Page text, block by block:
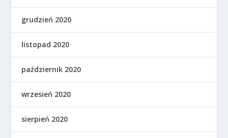
grudzień 2020
listopad 2020
październik 2020
wrzesień 2020
sierpień 2020